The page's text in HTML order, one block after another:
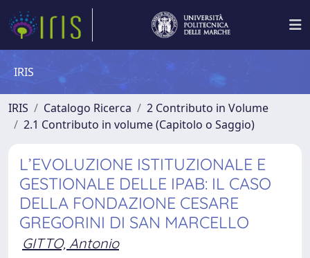
IRIS
IRIS Catalogo Ricerca
2 Contributo in Volume
2.1 Contributo in volume (Capitolo o Saggio)
L’EVOLUZIONE ISTITUZIONALE E
GESTIONALE DELLE IPAB: IL CASO
DELLA FONDAZIONE CESARE
GREGORINI DI SAN MARCELLO
GITTO, Antonio